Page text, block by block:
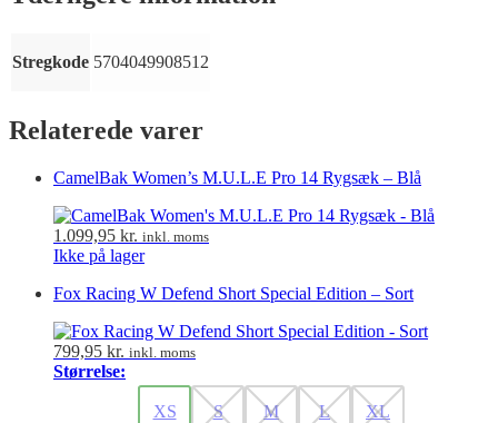
Stregkode 5704049908512
Relaterede varer
CamelBak Women’s M.U.L.E Pro 14 Rygsæk – Blå
1.099,95 kr. inkl. moms
Ikke på lager
Fox Racing W Defend Short Special Edition – Sort
799,95 kr. inkl. moms
Størrelse:
XS S M L
XL